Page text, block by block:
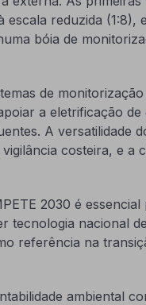
escala reduzida (1:8),
bóia de
de
a eletrificação
A versatilidade
costeira, e a
2030 é
tecnologia nacional
referência na
ambiental